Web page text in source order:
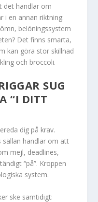
det handlar om
i en annan riktning:
belöningssystem
Det finns smarta,
kan göra stor skillnad
och broccoli.
SUG
“I DITT
dig på krav.
handlar om att
mejl, deadlines,
“på”. Kroppen
system.
ske samtidigt: